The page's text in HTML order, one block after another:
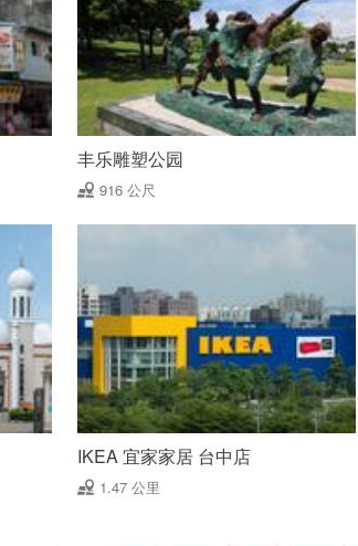
丰乐雕塑公园
916 公尺
IKEA 宜家家居 台中店
1.47 公里